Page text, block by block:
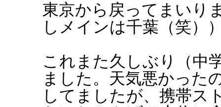
東京から戻ってまいり
しメインは千葉（笑）
これまた久しぶり（中
ました。天気悪かった
してましたが、携帯ス